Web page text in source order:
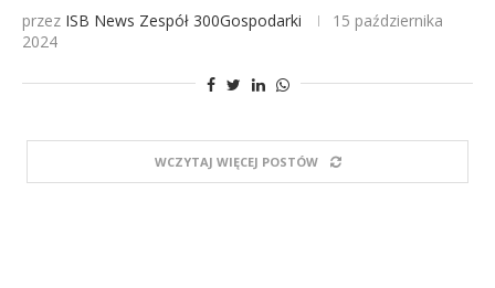
przez ISB News Zespół 300Gospodarki
15 października
2024
WCZYTAJ WIĘCEJ POSTÓW